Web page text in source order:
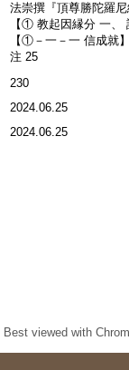
法崇撰『頂尊勝陀羅
【① 教起因縁分 一、
【①－一－一 信成就
注 25
230
2024.06.25
2024.06.25
Best viewed with